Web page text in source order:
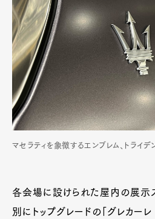
マセラティを象徴するエンブレム、トライデン
各会場に設けられた屋内の展示
別にトップグレードの「グレカー